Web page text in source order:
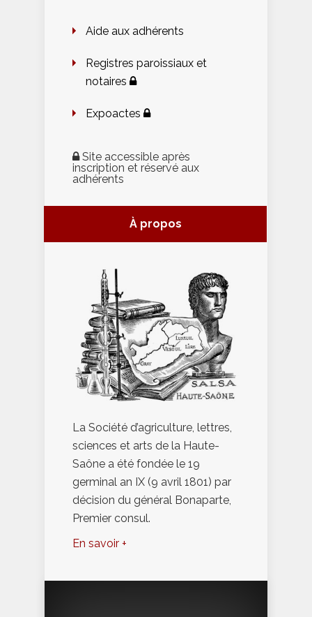
Aide aux adhérents
Registres paroissiaux et
notaires
Expoactes
Site accessible après
inscription et réservé aux
adhérents
À propos
La Société d’agriculture, lettres,
sciences et arts de la Haute-
Saône a été fondée le 19
germinal an IX (9 avril 1801) par
décision du général Bonaparte,
Premier consul.
En savoir +